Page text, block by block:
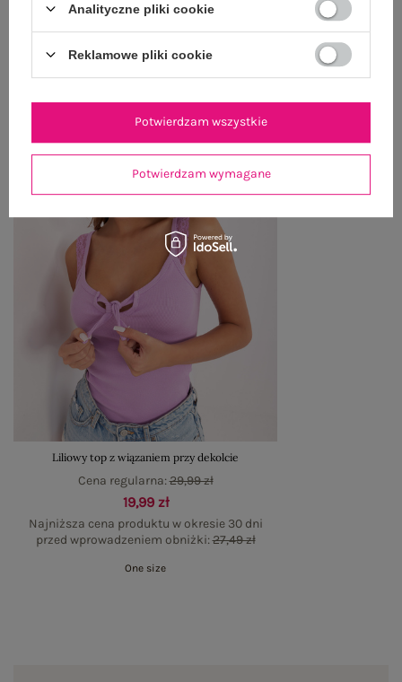
OSTATNIO OGLĄDANE
Zobacz wszystko
Liliowy top z wiązaniem przy dekolcie
19,99 zł
Najniższa cena produktu w okresie 30 dni
przed wprowadzeniem obniżki:27,49 zł
Cena regularna:29,99 zł
One size
Analityczne pliki cookie
Reklamowe pliki cookie
Potwierdzam wymagane
Potwierdzam wszystkie